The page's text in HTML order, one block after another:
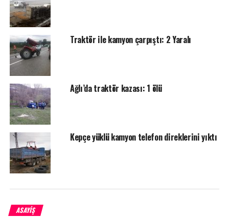
Taksinin arkasında kamyon vardı, bende duramayarak
kamyona arkadan vurdum. Taksiler kaza yapınca önümdeki
araçlar durdu, bizde yokuş aşağıya iniyorduk. Fren tutmadı,
yerlerde kaygandı, sisten dolayı da önümü göremedim,
kamyona vurdum” dedi.
<
Traktör ile kamyon çarpıştı: 2 Yaralı
Ağlı’da traktör kazası: 1 ölü
Kepçe yüklü kamyon telefon direklerini yıktı
ASAYİŞ